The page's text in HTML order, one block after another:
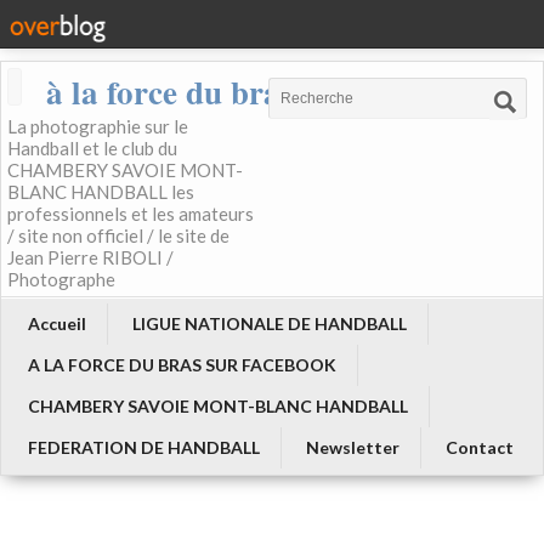
à la force du bras
La photographie sur le
Handball et le club du
CHAMBERY SAVOIE MONT-
BLANC HANDBALL les
professionnels et les amateurs
/ site non officiel / le site de
Jean Pierre RIBOLI /
Photographe
Accueil
LIGUE NATIONALE DE HANDBALL
A LA FORCE DU BRAS SUR FACEBOOK
CHAMBERY SAVOIE MONT-BLANC HANDBALL
FEDERATION DE HANDBALL
Newsletter Contact